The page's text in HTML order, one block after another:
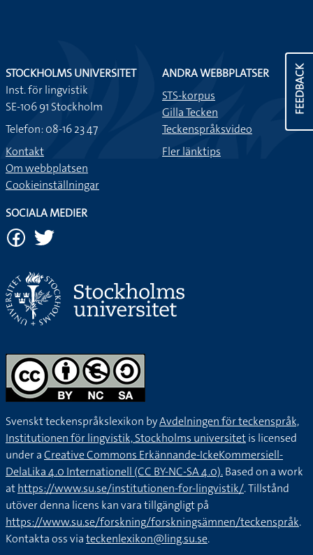
FEEDBACK
STOCKHOLMS UNIVERSITET
Inst. för lingvistik
SE-106 91 Stockholm
Telefon: 08-16 23 47
Kontakt
Om webbplatsen
Cookieinställningar
ANDRA WEBBPLATSER
STS-korpus
Gilla Tecken
Teckenspråksvideo
Fler länktips
SOCIALA MEDIER
Svenskt teckenspråkslexikon byAvdelningen för teckenspråk,
Institutionen för lingvistik, Stockholms universitetis licensed
under aCreative Commons Erkännande-IckeKommersiell-
DelaLika 4.0 Internationell (CC BY-NC-SA 4.0).Based on a work
athttps://www.su.se/institutionen-for-lingvistik/. Tillstånd
utöver denna licens kan vara tillgängligt på
https://www.su.se/forskning/forskningsämnen/teckenspråk.
Kontakta oss viateckenlexikon@ling.su.se.